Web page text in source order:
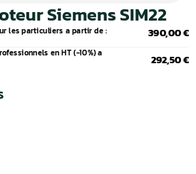
Siemens SIM22
les particuliers a partir de : 390,00 €
en HT (-10%) a
292,50 €